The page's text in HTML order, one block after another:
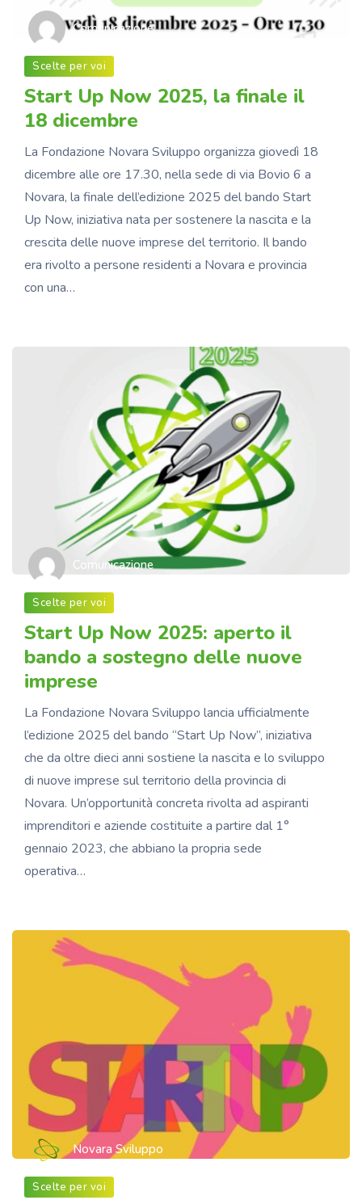
Comunicazione
Scelte per voi
Start Up Now 2025, la finale il
18 dicembre
La Fondazione Novara Sviluppo organizza giovedì 18
dicembre alle ore 17.30, nella sede di via Bovio 6 a
Novara, la finale dell’edizione 2025 del bando Start
Up Now, iniziativa nata per sostenere la nascita e la
crescita delle nuove imprese del territorio. Il bando
era rivolto a persone residenti a Novara e provincia
con una…
Comunicazione
Scelte per voi
Start Up Now 2025: aperto il
bando a sostegno delle nuove
imprese
La Fondazione Novara Sviluppo lancia ufficialmente
l’edizione 2025 del bando “Start Up Now”, iniziativa
che da oltre dieci anni sostiene la nascita e lo sviluppo
di nuove imprese sul territorio della provincia di
Novara. Un’opportunità concreta rivolta ad aspiranti
imprenditori e aziende costituite a partire dal 1°
gennaio 2023, che abbiano la propria sede
operativa…
Novara Sviluppo
Scelte per voi